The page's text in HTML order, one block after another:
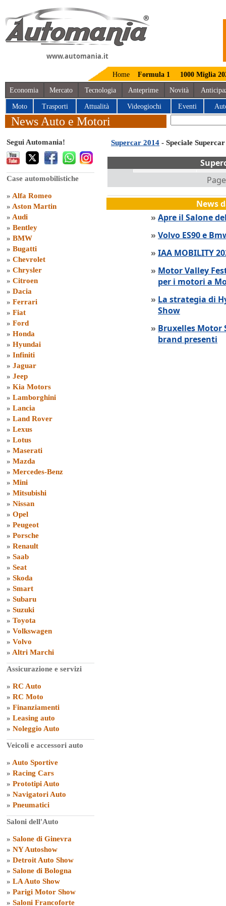
www.automania.it
Home Formula 1 1000 Miglia
Economia Mercato Tecnologia Anteprime Novità
Moto Trasporti Attualità Videogiochi Eventi
News Auto e Motori
Segui Automania!
Case automobilistiche
» Alfa Romeo
» Aston Martin
» Audi
» Bentley
» BMW
» Bugatti
» Chevrolet
» Chrysler
» Citroen
» Dacia
» Ferrari
» Fiat
» Ford
» Honda
» Hyundai
» Infiniti
» Jaguar
» Jeep
» Kia Motors
» Lamborghini
» Lancia
» Land Rover
» Lexus
» Lotus
» Maserati
» Mazda
» Mercedes-Benz
» Mini
» Mitsubishi
» Nissan
» Opel
» Peugeot
» Porsche
» Renault
» Saab
» Seat
» Skoda
» Smart
» Subaru
» Suzuki
» Toyota
» Volkswagen
» Volvo
» Altri Marchi
Assicurazione e servizi
» RC Auto
» RC Moto
» Finanziamenti
» Leasing auto
» Noleggio Auto
Veicoli e accessori auto
» Auto Sportive
» Racing Cars
» Prototipi Auto
» Navigatori Auto
» Pneumatici
Saloni dell'Auto
» Salone di Ginevra
» NY Autoshow
» Detroit Auto Show
» Salone di Bologna
» LA Auto Show
» Parigi Motor Show
» Saloni Francoforte
Supercar 2014 - Speciale Supercar
News
» Apre il Salone
» Volvo ES90 e
» IAA MOBILITY
» Motor Valley
per i motori a
» La strategia di
Show
» Bruxelles Motor
brand presenti